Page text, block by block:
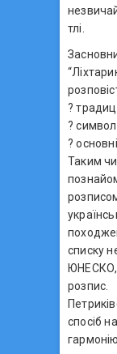
тлі.
?
?
?
Таким
списку
ЮНЕСКО,
розпис.
спосіб